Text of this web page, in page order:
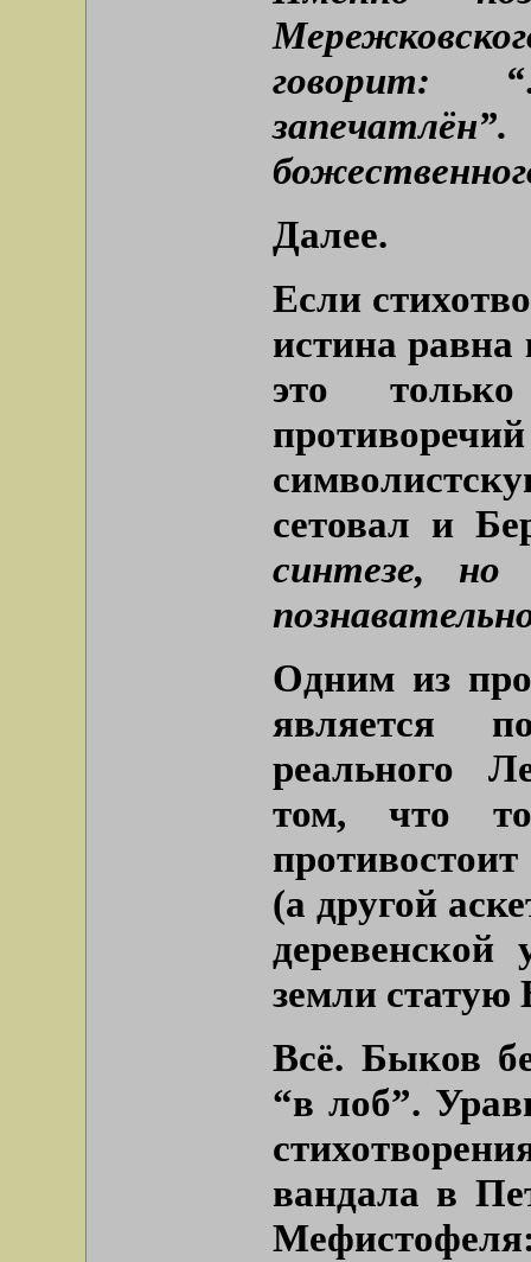
говорит:
Далее.
Если
истина равна
это
сетовал и
синтезе,
Одним из
является
реального
том, что
(а другой
земли статую
Всё. Быков
“в лоб”.
вандала в